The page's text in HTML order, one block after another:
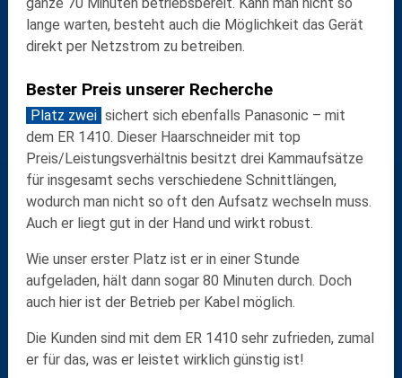
lange warten, besteht auch die Möglichkeit das Gerät
direkt per Netzstrom zu betreiben.
Bester Preis unserer Recherche
Platz zwei sichert sich ebenfalls Panasonic – mit
dem ER 1410. Dieser Haarschneider mit top
Preis/Leistungsverhältnis besitzt drei Kammaufsätze
für insgesamt sechs verschiedene Schnittlängen,
wodurch man nicht so oft den Aufsatz wechseln muss.
Auch er liegt gut in der Hand und wirkt robust.
Wie unser erster Platz ist er in einer Stunde
aufgeladen, hält dann sogar 80 Minuten durch. Doch
auch hier ist der Betrieb per Kabel möglich.
Die Kunden sind mit dem ER 1410 sehr zufrieden, zumal
er für das, was er leistet wirklich günstig ist!